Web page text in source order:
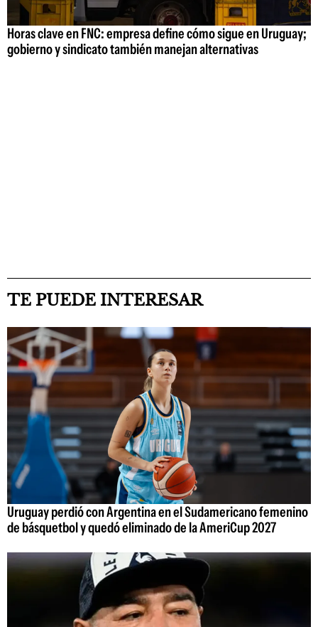
Horas clave en FNC: empresa define cómo sigue en Uruguay;
gobierno y sindicato también manejan alternativas
TE PUEDE INTERESAR
Uruguay perdió con Argentina en el Sudamericano femenino
de básquetbol y quedó eliminado de la AmeriCup 2027